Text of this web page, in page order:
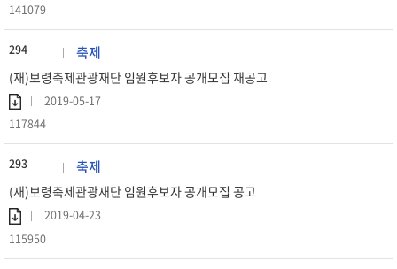
141079
294 축제
(재)보령축제관광재단 임원후보자 공개모집 재공고
2019-05-17
117844
293 축제
(재)보령축제관광재단 임원후보자 공개모집 공고
2019-04-23
115950